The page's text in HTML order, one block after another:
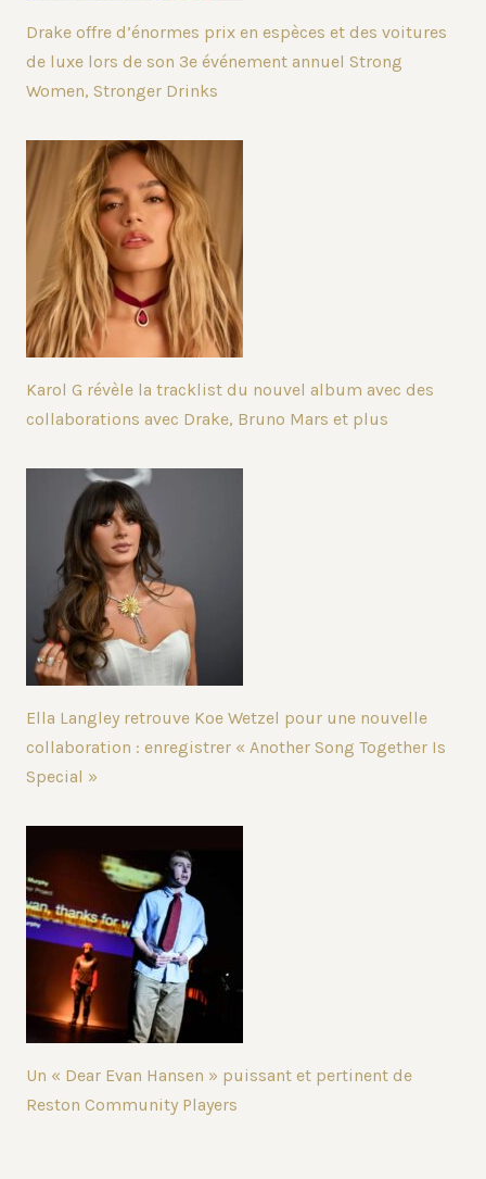
Drake offre d’énormes prix en espèces et des voitures
de luxe lors de son 3e événement annuel Strong
Women, Stronger Drinks
Karol G révèle la tracklist du nouvel album avec des
collaborations avec Drake, Bruno Mars et plus
Ella Langley retrouve Koe Wetzel pour une nouvelle
collaboration : enregistrer « Another Song Together Is
Special »
Un « Dear Evan Hansen » puissant et pertinent de
Reston Community Players